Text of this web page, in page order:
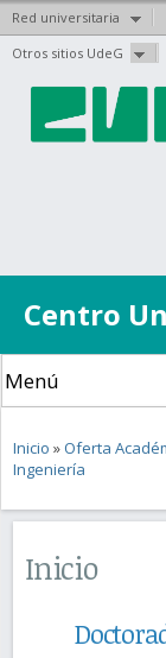
Red universitaria
Otros sitios UdeG
Centro
Se encuentra
Inicio »Oferta
Ingeniería
Inicio